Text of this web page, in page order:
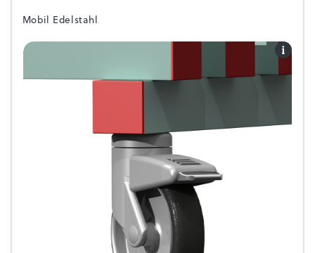
Mobil Edelstahl